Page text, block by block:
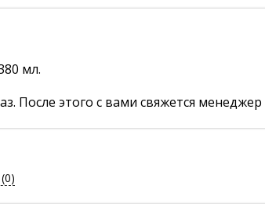
мл.
После этого с вами свяжется
(0)